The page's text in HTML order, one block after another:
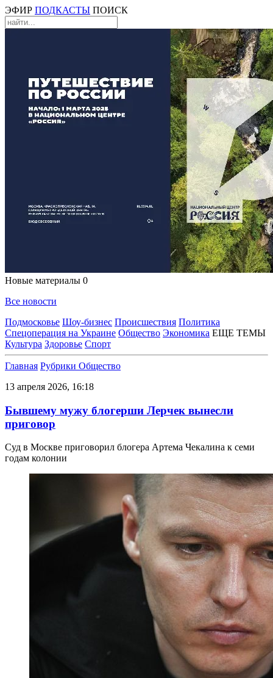
ЭФИР ПОДКАСТЫ ПОИСК
Новые материалы 0
Все новости
Подмосковье Шоу-бизнес Происшествия Политика
Спецоперация на Украине Общество Экономика ЕЩЕ ТЕМЫ
Культура Здоровье Спорт
Главная Рубрики Общество
13 апреля 2026, 16:18
Бывшему мужу блогерши Лерчек вынесли
приговор
Суд в Москве приговорил блогера Артема Чекалина к семи
годам колонии